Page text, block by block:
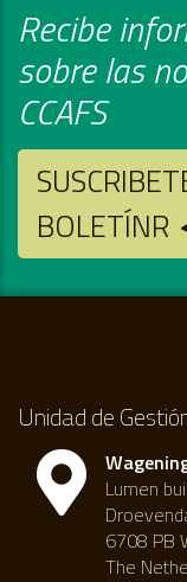
Recibe
sobre las
CCAFS
BOLETÍNR
Unidad de
Lumen
6708 PB
The